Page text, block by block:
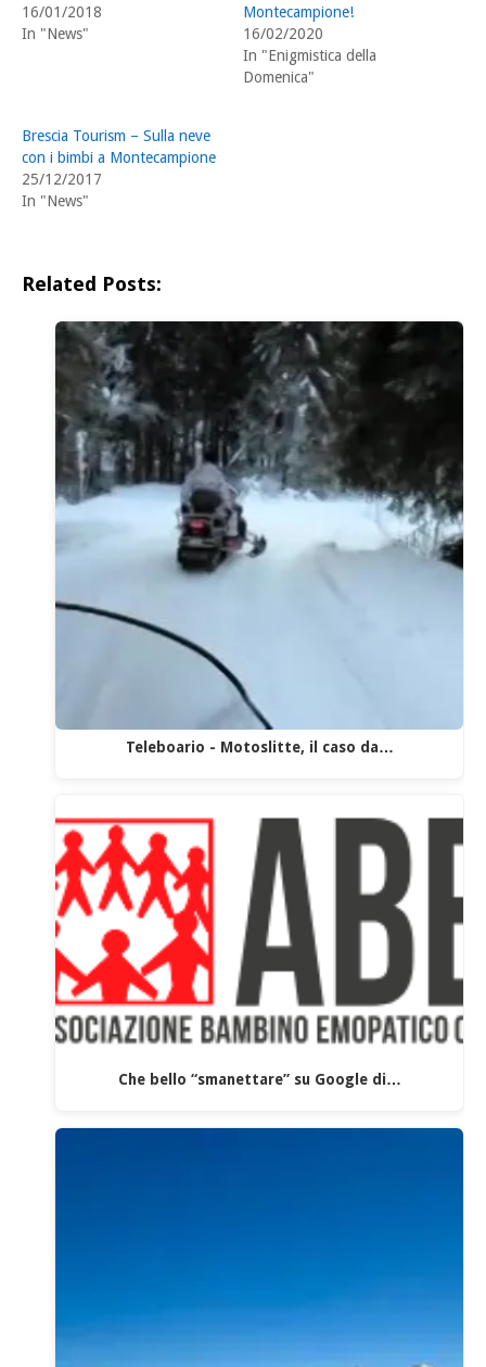
16/01/2018
In "News"
Montecampione!
16/02/2020
In "Enigmistica della
Domenica"
Brescia Tourism – Sulla neve
con i bimbi a Montecampione
25/12/2017
In "News"
Related Posts:
Teleboario - Motoslitte, il caso da…
Che bello “smanettare” su Google di…